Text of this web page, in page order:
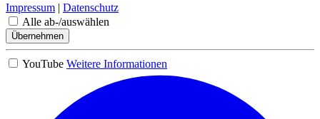
Impressum | Datenschutz
Alle ab-/auswählen
Übernehmen
YouTube Weitere Informationen